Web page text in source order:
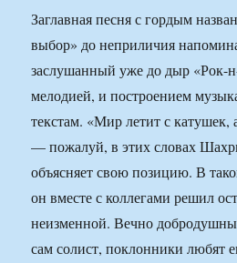
Заглавная песня с гордым
выбор» до неприличия
заслушанный уже до дыр «Рок-
мелодией, и построением
текстам. «Мир летит с
— пожалуй, в этих словах
объясняет свою позицию. В
он вместе с коллегами решил
неизменной. Вечно
сам солист, поклонники любят